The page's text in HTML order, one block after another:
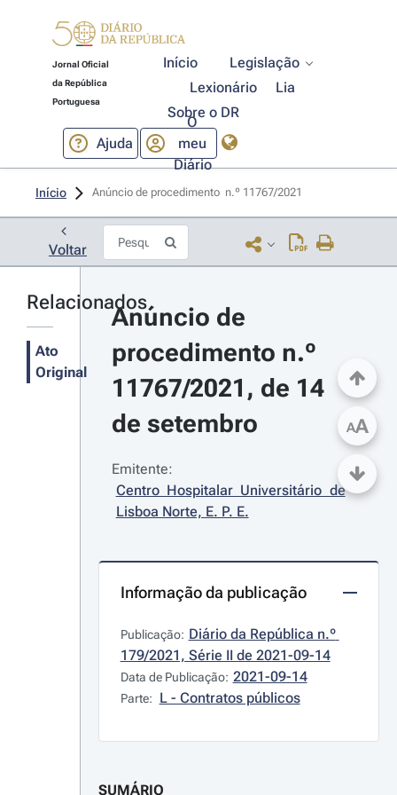
Jornal Oficial
da República
Portuguesa
Início
Legislação
Lexionário
Lia
Sobre o DR
Ajuda
O
meu
Diário
Início Anúncio de procedimento  n.º 11767/2021
Voltar
Relacionados
Ato
Original
Anúncio de
procedimento n.º
11767/2021, de 14
de setembro
Emitente:
Centro Hospitalar Universitário de
Lisboa Norte, E. P. E.
Informação da publicação
Publicação: Diário da República n.º
179/2021, Série II de 2021-09-14
Data de Publicação: 2021-09-14
Parte: L - Contratos públicos
SUMÁRIO
AA